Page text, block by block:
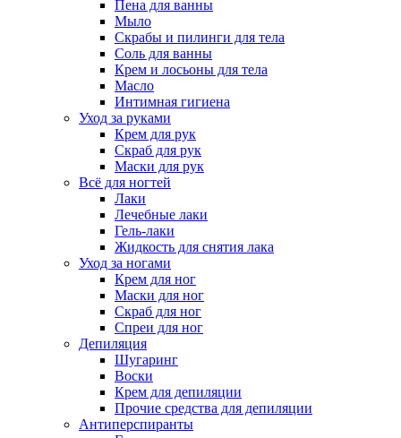
Пена для ванны
Мыло
Скрабы и пилинги для тела
Соль для ванны
Крем и лосьоны для тела
Масло
Интимная гигиена
Уход за руками
Крем для рук
Скраб для рук
Маски для рук
Всё для ногтей
Лаки
Лечебные лаки
Гель-лаки
Жидкость для снятия лака
Уход за ногами
Крем для ног
Маски для ног
Скраб для ног
Спреи для ног
Депиляция
Шугаринг
Воски
Крем для депиляции
Прочие средства для депиляции
Антиперспиранты